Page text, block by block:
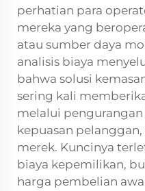
perhatian para
mereka yang
atau sumber daya
analisis biaya
bahwa solusi
sering kali
melalui
kepuasan
merek. Kuncinya
biaya kepemilikan,
harga pembelian